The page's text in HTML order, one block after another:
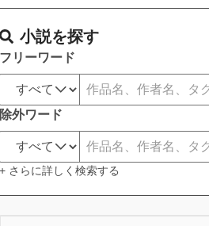
小説を探す
フリーワード
除外ワード
+ さらに詳しく検索する